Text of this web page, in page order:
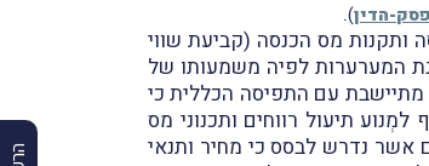
הדין)
.
בה עסקינן, דהיינו הוראות סעיף 85א לפקודת מס הכנסה ותקנות מס הכנסה (קביעת שווי
בסעיף 85א(ג)(2) לפקודה. לדבריו, טענת המערערות לפיה משמעותו של
מתיישבת עם התפיסה הכללית כי
תיעול רווחים ותכנוני מס
מוטל על כתפו של הנישום אשר נדרש לבסס כי מחיר ותנאי